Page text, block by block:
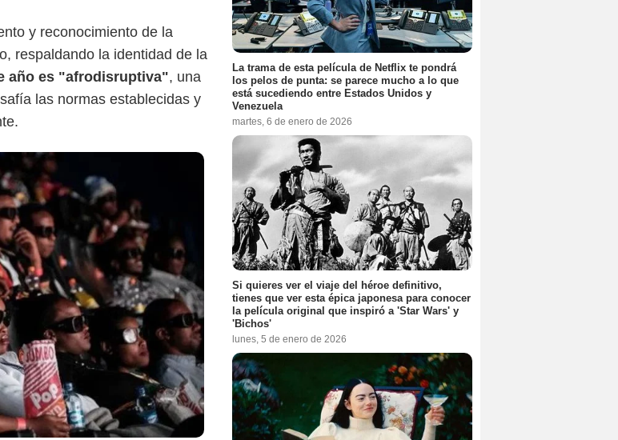
y reconocimiento de la
respaldando la identidad de la
año es "afrodisruptiva", una
las normas establecidas y
La trama de esta película de Netflix te pondrá
los pelos de punta: se parece mucho a lo que
está sucediendo entre Estados Unidos y
Venezuela
martes, 6 de enero de 2026
Si quieres ver el viaje del héroe definitivo,
tienes que ver esta épica japonesa para conocer
la película original que inspiró a 'Star Wars' y
'Bichos'
lunes, 5 de enero de 2026